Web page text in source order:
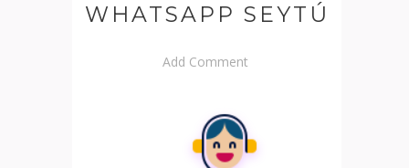
WHATSAPP SEYTÚ
Add Comment